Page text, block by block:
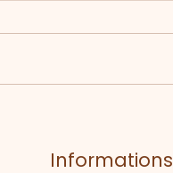
Informations